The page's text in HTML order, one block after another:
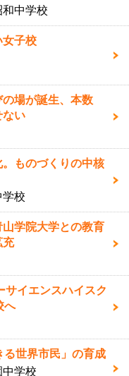
中学校
女子校
場が誕生、本数
ない
ものづくりの中核
校
学院大学との教育
充
サイエンスハイスク
へ
る世界市民」の育成
学校